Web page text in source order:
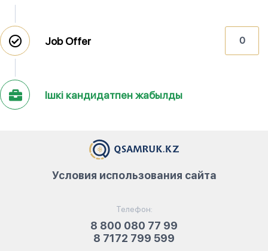
Job Offer 0
Ішкі кандидатпен жабылды
Телефон:
8 800 080 77 99
8 7172 799 599
Условия использования сайта